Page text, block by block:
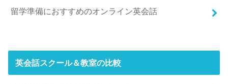
留学準備におすすめのオンライン英会話
英会話スクール＆教室の比較